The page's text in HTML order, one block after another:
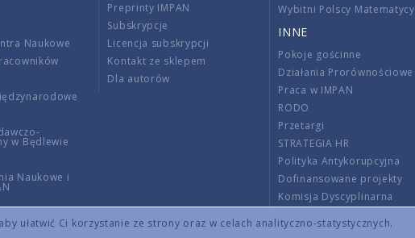
ułatwić Ci korzystanie ze strony oraz w celach analityczno-statystycznych.
Naukowe
w Będlewie
Naukowe i
Preprinty IMPAN
Subskrypcje
Licencja subskrypcji
Kontakt ze sklepem
Dla autorów
Wybitni Polscy Matematycy
INNE
Pokoje gościnne
Działania Prorównościowe
Praca w IMPAN
RODO
Przetargi
STRATEGIA HR
Polityka Antykorupcyjna
Dofinansowane projekty
Komisja Dyscyplinarna
Wnoszenie opłat